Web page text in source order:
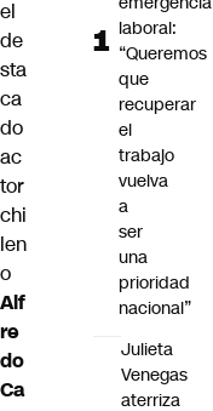
el
de
sta
ca
do
ac
tor
chi
len
o
Alf
re
do
Ca
laboral:
“Queremos
que
recuperar
el
trabajo
vuelva
a
ser
una
prioridad
nacional”
Julieta
Venegas
aterriza